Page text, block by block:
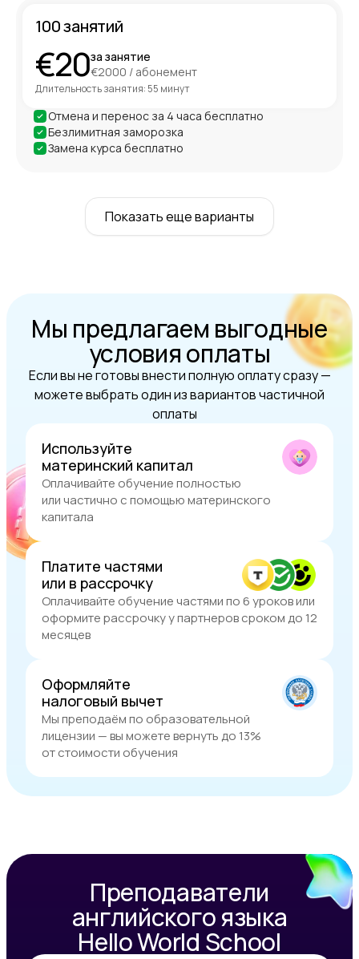
100 занятий
€20за занятие
€2000 / абонемент
Длительность занятия: 55 минут
Отмена и перенос за 4 часа бесплатно
Безлимитная заморозка
Замена курса бесплатно
Показать еще варианты
Мы предлагаем выгодные
условия оплаты
Если вы не готовы внести полную оплату сразу —
можете выбрать один из вариантов частичной
оплаты
Используйте
материнский капитал
Оплачивайте обучение полностью
или частично с помощью материнского
капитала
Платите частями
или в рассрочку
Оплачивайте обучение частями по 6 уроков или
оформите рассрочку у партнеров сроком до 12
месяцев
Оформляйте
налоговый вычет
Мы преподаём по образовательной
лицензии — вы можете вернуть до 13%
от стоимости обучения
Преподаватели
английского языка
Hello World School